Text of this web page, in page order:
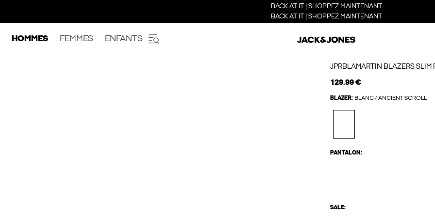
BACK AT IT | SHOPPEZ MAINTENANT
BACK AT IT | SHOPPEZ MAINTENANT
HOMMES FEMMES ENFANTS
JPRBLAMARTIN BLAZERS SLIM
129.99 €
BLAZER: BLANC / ANCIENT SCROLL
PANTALON:
SALE: